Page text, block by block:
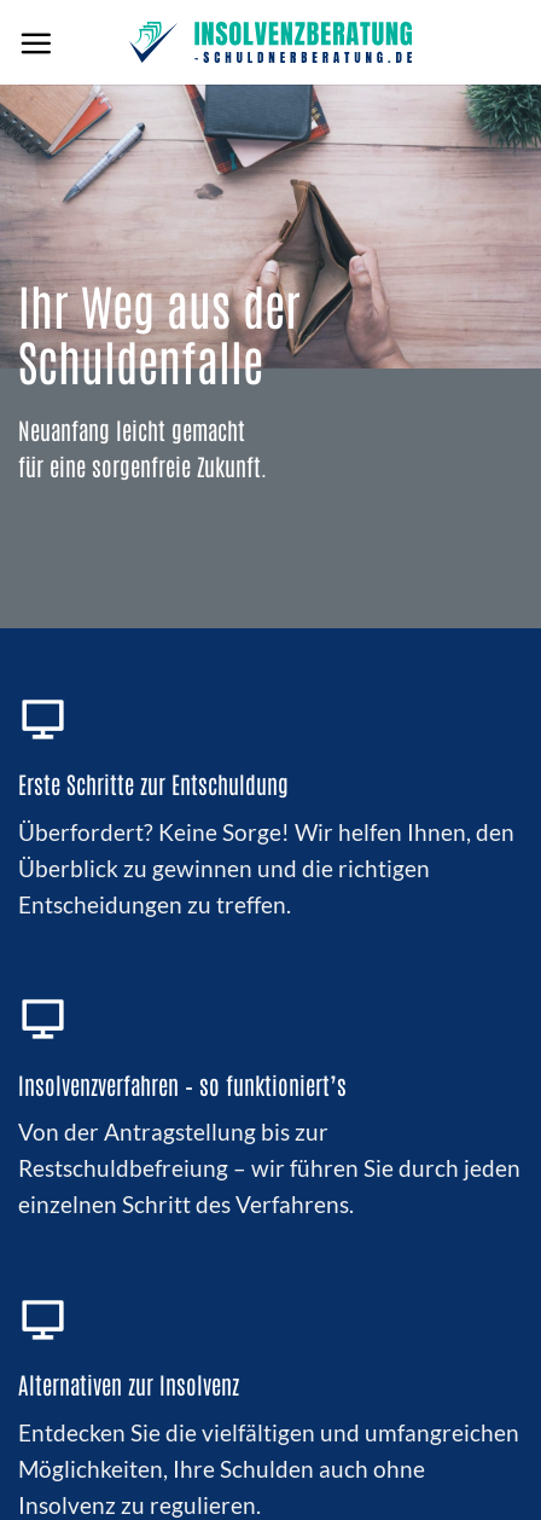
Inhalt
springen
Ihr Weg aus der
Schuldenfalle
Neuanfang leicht gemacht
für eine sorgenfreie Zukunft.
Erste Schritte zur Entschuldung
Überfordert? Keine Sorge! Wir helfen Ihnen, den
Überblick zu gewinnen und die richtigen
Entscheidungen zu treffen.
Insolvenzverfahren – so funktioniert’s
Von der Antragstellung bis zur
Restschuldbefreiung – wir führen Sie durch jeden
einzelnen Schritt des Verfahrens.
Alternativen zur Insolvenz
Entdecken Sie die vielfältigen und umfangreichen
Möglichkeiten, IhreSchulden auch ohne
Insolvenz zu regulieren.